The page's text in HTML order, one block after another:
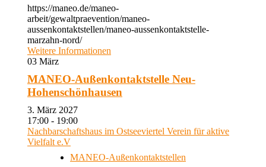
https://maneo.de/maneo-
arbeit/gewaltpraevention/maneo-
aussenkontaktstellen/maneo-aussenkontaktstelle-
marzahn-nord/
Weitere Informationen
03 März
MANEO-Außenkontaktstelle Neu-
Hohenschönhausen
3. März 2027
17:00 - 19:00
Nachbarschaftshaus im Ostseeviertel Verein für aktive
Vielfalt e.V
MANEO-Außenkontaktstellen